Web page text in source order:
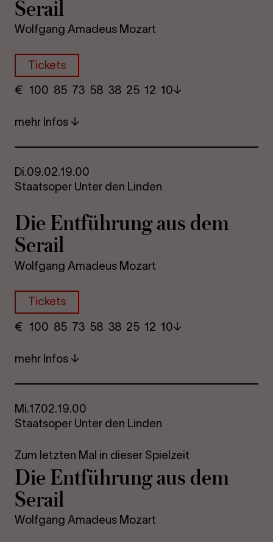
Se­rail
Wolfgang Amadeus Mozart
Tickets
€ ​ 100 85 73​ 58 38 25​ 12 10
mehr Infos
Di.09.02.19.00
Staatsoper Unter den Linden
Die Ent­füh­rung aus dem
Se­rail
Wolfgang Amadeus Mozart
Tickets
€ ​ 100 85 73​ 58 38 25​ 12 10
mehr Infos
Mi.17.02.19.00
Staatsoper Unter den Linden
Zum letzten Mal in dieser Spielzeit
Die Ent­füh­rung aus dem
Se­rail
Wolfgang Amadeus Mozart